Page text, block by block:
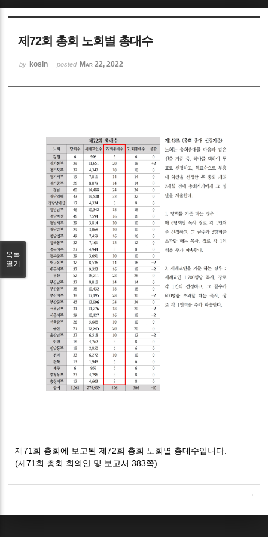
제72회 총회 노회별 총대수
by kosin posted Mar 22, 2022
재71회 총회에 보고된 제72회 총회 노회별 총대수입니다.
(제71회 총회 회의안 및 보고서 383쪽)
목록
열기
Sketchbook5, 스케치북5
Sketchbook5, 스케치북5